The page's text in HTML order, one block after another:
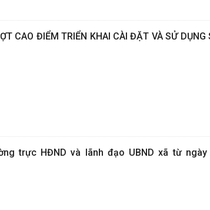
CAO ĐIỂM TRIỂN KHAI CÀI ĐẶT VÀ SỬ DỤNG
trực HĐND và lãnh đạo UBND xã từ